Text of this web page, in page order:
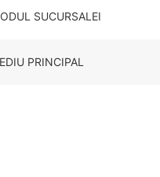
SUCURSALEI
PRINCIPAL